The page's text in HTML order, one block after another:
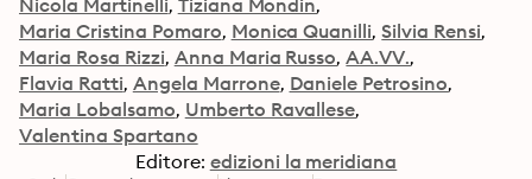
Nicola Martinelli Tiziana Mondin
Maria Cristina Pomaro Monica Quanilli Silvia Rensi
Maria Rosa Rizzi Anna Maria Russo AA.VV.
Flavia Ratti Angela Marrone Daniele Petrosino
Maria Lobalsamo Umberto Ravallese
Valentina Spartano
Editore: edizioni la meridiana